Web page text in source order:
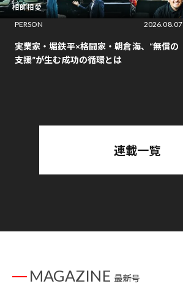
相師相愛
PERSON
2026.08.07
実業家・堀鉄平×格闘家・朝倉海、“無償の
支援”が生む成功の循環とは
連載一覧
MAGAZINE 最新号